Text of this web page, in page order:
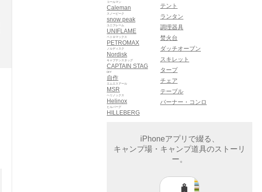
Caleman
コールマン
snow peak
スノーピーク
UNIFLAME
ユニフレーム
PETROMAX
ペトロマックス
Nordisk
ノルディスク
CAPTAIN STAG
キャプテンスタッグ
自作
DIY
MSR
エムエスアール
Helinox
ヘリノックス
HILLEBERG
ヒルバーグ
テント
ランタン
調理器具
焚火台
ダッチオーブン
スキレット
タープ
チェア
テーブル
バーナー・コンロ
iPhoneアプリで綴る、
キャンプ場・キャンプ道具のストーリ
ー。